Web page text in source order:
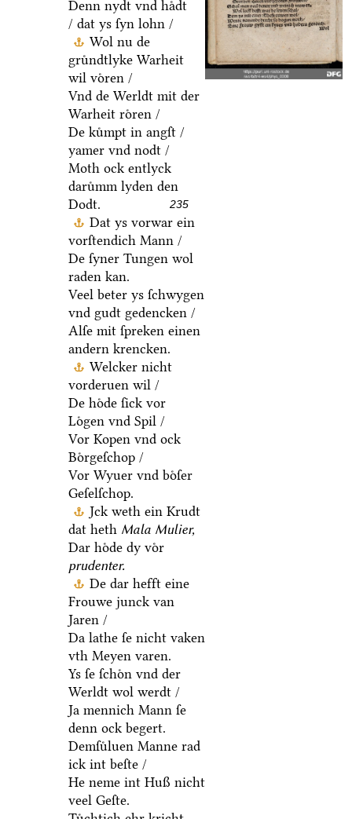
Denn nydt vnd haͤdt
/ dat ys ſyn lohn /
Wol nu de
gruͤndtlyke Warheit
wil voͤren /
Vnd de Werldt mit der
Warheit roͤren /
De kuͤmpt in angſt /
yamer vnd nodt /
Moth ock entlyck
daruͤmm lyden den
Dodt.
235
Dat ys vorwar ein
vorſtendich Mann /
De ſyner Tungen wol
raden kan.
Veel beter ys ſchwygen
vnd gudt gedencken /
Alſe mit ſpreken einen
andern krencken.
Welcker nicht
vorderuen wil /
De hoͤde ſick vor
Loͤgen vnd Spil /
Vor Kopen vnd ock
Boͤrgeſchop /
Vor Wyuer vnd boͤſer
Geſelſchop.
Jck weth ein Krudt
dat heth Mala Mulier,
Dar hoͤde dy voͤr
prudenter.
De dar hefft eine
Frouwe junck van
Jaren /
Da lathe ſe nicht vaken
vth Meyen varen.
Ys ſe ſchoͤn vnd der
Werldt wol werdt /
Ja mennich Mann ſe
denn ock begert.
Demſuͤluen Manne rad
ick int beſte /
He neme int Huß nicht
veel Geſte.